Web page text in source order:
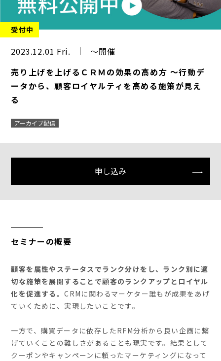
受付中
2023.12.01 Fri.
～開催
売り上げを上げるＣＲＭの効果の高め方 ～行動デ
ータから、顧客ロイヤルティを高める施策が見え
る
アーカイブ配信
申し込み
セミナーの概要
顧客を属性やステータスでランク分けをし、ランク別に適
切な施策を展開することで顧客のランクアップとロイヤル
化を促進する。CRMに関わるマーケター誰もが成果をあげ
ていくために、実現したいことです。
一方で、購買データに依存したRFM分析から良い企画に繋
げていくことの難しさがあることも現実です。結果として
クーポンやキャンペーンに頼ったマーケティングになって